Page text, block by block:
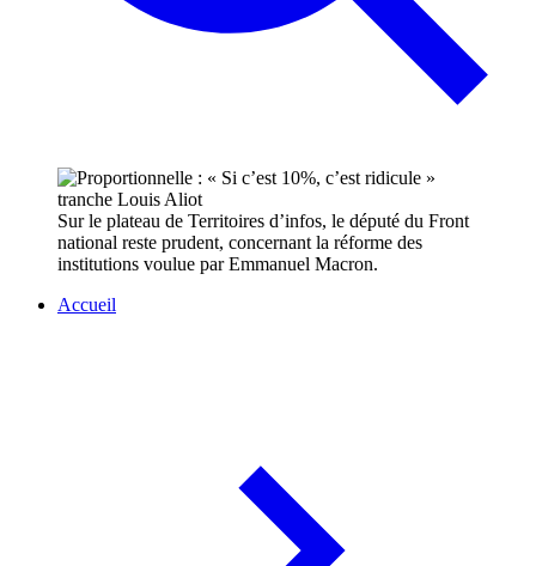
Sur le plateau de Territoires d’infos, le député du Front
national reste prudent, concernant la réforme des
institutions voulue par Emmanuel Macron.
Accueil